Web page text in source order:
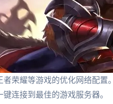
荣耀等游戏的优化网络配置。
连接到最佳的游戏服务器。